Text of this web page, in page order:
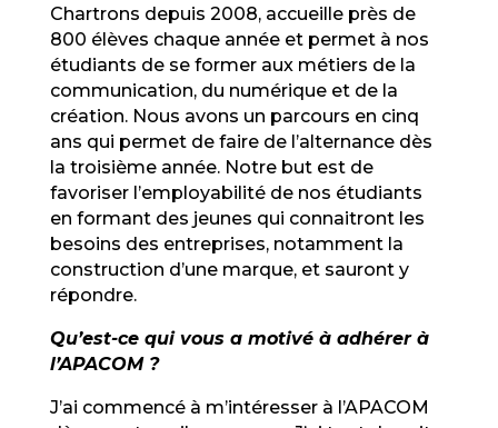
Chartrons depuis 2008, accueille près de
800 élèves chaque année et permet à nos
étudiants de se former aux métiers de la
communication, du numérique et de la
création. Nous avons un parcours en cinq
ans qui permet de faire de l’alternance dès
la troisième année. Notre but est de
favoriser l’employabilité de nos étudiants
en formant des jeunes qui connaitront les
besoins des entreprises, notamment la
construction d’une marque, et sauront y
répondre.
Qu’est-ce qui vous a motivé à adhérer à
l’APACOM ?
J’ai commencé à m’intéresser à l’APACOM